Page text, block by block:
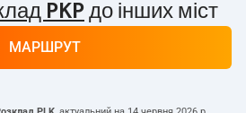
PKP до інших міст
МАРШРУТ